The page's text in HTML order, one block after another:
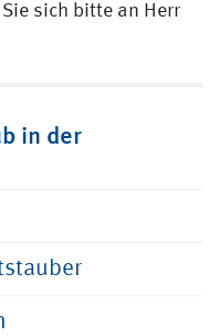
sich bitte an Herr
in der